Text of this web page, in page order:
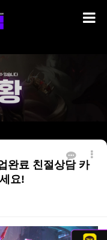
완료 친절상담 카
요!